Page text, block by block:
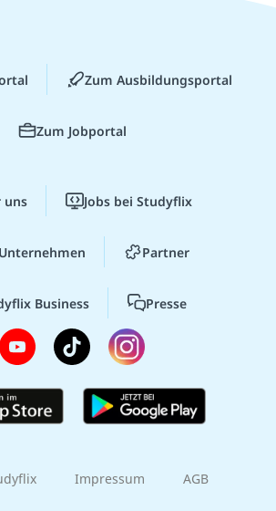
Zum Ausbildungsportal
Zum Jobportal
uns Jobs bei Studyflix
Partner
Business Presse
Impressum AGB